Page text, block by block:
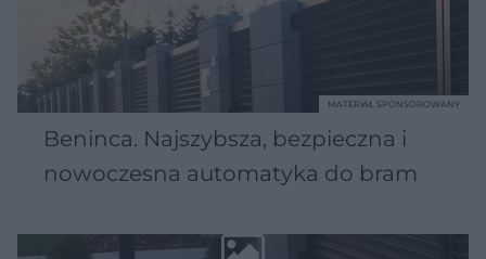
Beninca. Najszybsza, bezpieczna i
nowoczesna automatyka do bram
MATERIAŁ SPONSOROWANY